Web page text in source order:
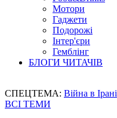
Мотори
Гаджети
Подорожі
Інтер'єри
Гемблінг
БЛОГИ ЧИТАЧІВ
СПЕЦТЕМА: Війна в Ірані
ВСІ ТЕМИ